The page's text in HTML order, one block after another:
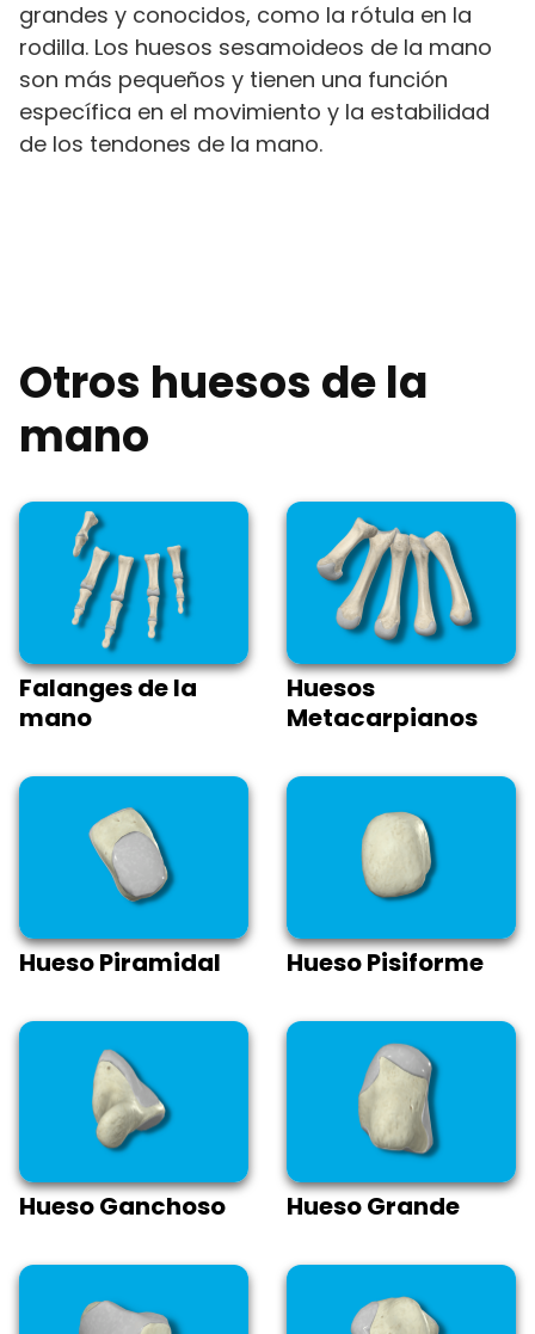
grandes y conocidos, como la rótula en la
rodilla. Los huesos sesamoideos de la mano
son más pequeños y tienen una función
específica en el movimiento y la estabilidad
de los tendones de la mano.
Otros huesos de la
mano
Falanges de la
mano
Huesos
Metacarpianos
Hueso Piramidal Hueso Pisiforme
Hueso Ganchoso Hueso Grande